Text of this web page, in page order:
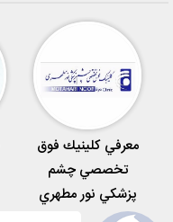
معرفي كلينيك فوق
تخصصي چشم
پزشكي نور مطهري